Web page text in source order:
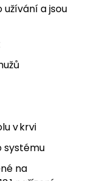
a jsou
v krvi
systému
na